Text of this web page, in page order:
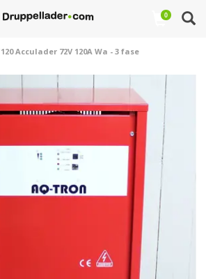
0
Acculader 72V 120A Wa - 3 fase